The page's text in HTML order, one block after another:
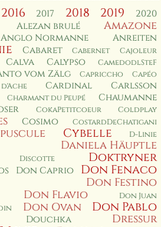
2016 2017 2018 2019 2020
Alezan brulé Amazone
Anglo Normanne Anreiten
Cabaret Cabernet Cajoleur
Calva Calypso CamedodlSteF
vom Zälg Capriccho
Capéo
Cardinal
Carlsson
Charmant du Peupé Chaumanne
CokaPetitcoeur Coldplay
Cosimo CostardDeChatigani
Cybelle
D-Linie
Daniela Häuptle
Discotte Doktryner
Don Caprio
Don Fenaco
Don Festino
Don Flavio Don Juan
Don Ovan Don Pablo
Douchka
Dressur